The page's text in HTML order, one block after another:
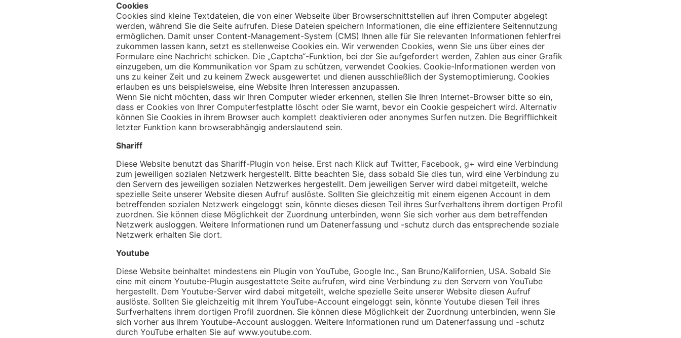
Cookies
Cookies sind kleine Textdateien, die von einer Webseite über Browserschnittstellen auf ihren Computer abgelegt
werden, während Sie die Seite aufrufen. Diese Dateien speichern Informationen, die eine effizientere Seitennutzung
ermöglichen. Damit unser Content-Management-System (CMS) Ihnen alle für Sie relevanten Informationen fehlerfrei
zukommen lassen kann, setzt es stellenweise Cookies ein. Wir verwenden Cookies, wenn Sie uns über eines der
Formulare eine Nachricht schicken. Die „Captcha“-Funktion, bei der Sie aufgefordert werden, Zahlen aus einer Grafik
einzugeben, um die Kommunikation vor Spam zu schützen, verwendet Cookies. Cookie-Informationen werden von
uns zu keiner Zeit und zu keinem Zweck ausgewertet und dienen ausschließlich der Systemoptimierung. Cookies
erlauben es uns beispielsweise, eine Website Ihren Interessen anzupassen.
Wenn Sie nicht möchten, dass wir Ihren Computer wieder erkennen, stellen Sie Ihren Internet-Browser bitte so ein,
dass er Cookies von Ihrer Computerfestplatte löscht oder Sie warnt, bevor ein Cookie gespeichert wird. Alternativ
können Sie Cookies in ihrem Browser auch komplett deaktivieren oder anonymes Surfen nutzen. Die Begrifflichkeit
letzter Funktion kann browserabhängig anderslautend sein.
Shariff
Diese Website benutzt das Shariff-Plugin von heise. Erst nach Klick auf Twitter, Facebook, g+ wird eine Verbindung
zum jeweiligen sozialen Netzwerk hergestellt. Bitte beachten Sie, dass sobald Sie dies tun, wird eine Verbindung zu
den Servern des jeweiligen sozialen Netzwerkes hergestellt. Dem jeweiligen Server wird dabei mitgeteilt, welche
spezielle Seite unserer Website diesen Aufruf auslöste. Sollten Sie gleichzeitig mit einem eigenen Account in dem
betreffenden sozialen Netzwerk eingeloggt sein, könnte dieses diesen Teil ihres Surfverhaltens ihrem dortigen Profil
zuordnen. Sie können diese Möglichkeit der Zuordnung unterbinden, wenn Sie sich vorher aus dem betreffenden
Netzwerk ausloggen. Weitere Informationen rund um Datenerfassung und -schutz durch das entsprechende soziale
Netzwerk erhalten Sie dort.
Youtube
Diese Website beinhaltet mindestens ein Plugin von YouTube, Google Inc., San Bruno/Kalifornien, USA. Sobald Sie
eine mit einem Youtube-Plugin ausgestattete Seite aufrufen, wird eine Verbindung zu den Servern von YouTube
hergestellt. Dem Youtube-Server wird dabei mitgeteilt, welche spezielle Seite unserer Website diesen Aufruf
auslöste. Sollten Sie gleichzeitig mit Ihrem YouTube-Account eingeloggt sein, könnte Youtube diesen Teil ihres
Surfverhaltens ihrem dortigen Profil zuordnen. Sie können diese Möglichkeit der Zuordnung unterbinden, wenn Sie
sich vorher aus Ihrem Youtube-Account ausloggen. Weitere Informationen rund um Datenerfassung und -schutz
durch YouTube erhalten Sie auf www.youtube.com.